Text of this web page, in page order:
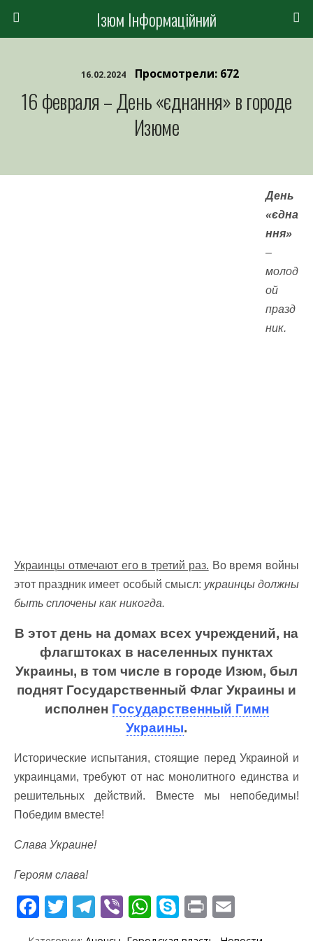
Ізюм Інформаційний
16.02.2024 Просмотрели: 672
16 февраля – День «єднання» в городе
Изюме
День
«єдна
ння»
–
молод
ой
празд
ник.
Украинцы отмечают его в третий раз. Во время войны
этот праздник имеет особый смысл: украинцы должны
быть сплочены как никогда.
В этот день на домах всех учреждений, на
флагштоках в населенных пунктах
Украины, в том числе в городе Изюм, был
поднят Государственный Флаг Украины и
исполнен Государственный Гимн
Украины.
Исторические испытания, стоящие перед Украиной и
украинцами, требуют от нас монолитного единства и
решительных действий. Вместе мы непобедимы!
Победим вместе!
Слава Украине!
Героям слава!
F T T Vi W S Pr